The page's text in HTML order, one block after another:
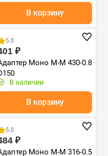
В корзину
Хит продаж
5.0
₽
Моно М-М 430-0.8
В наличии
В корзину
5.0
₽
Моно М-М 316-0.5